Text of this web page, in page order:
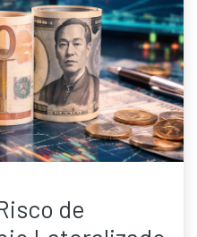
de